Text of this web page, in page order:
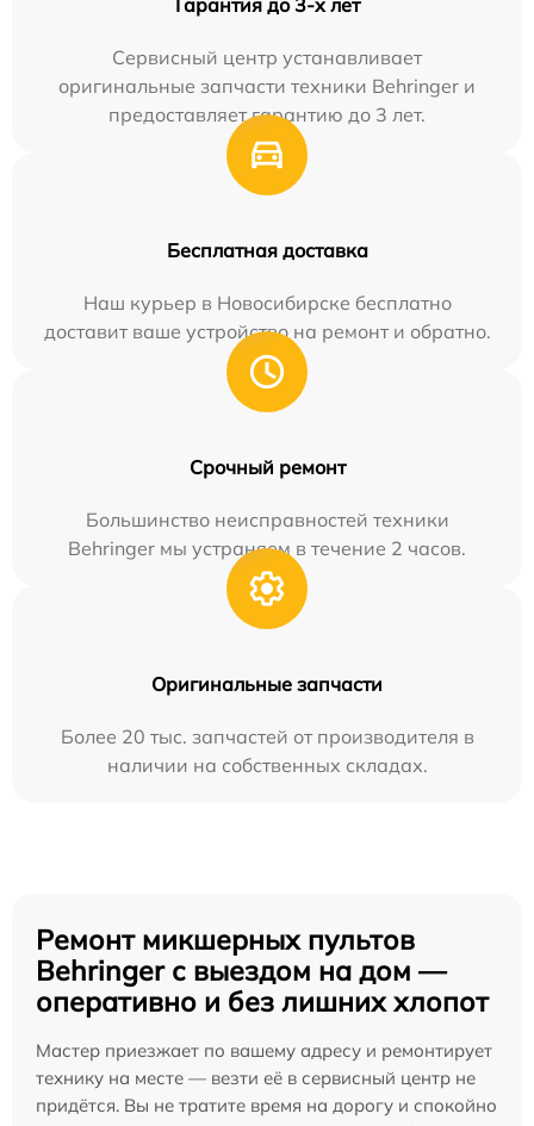
Сервисный центр устанавливает
оригинальные запчасти техники Behringer и
предоставляет гарантию до 3 лет.
Бесплатная доставка
Наш курьер в Новосибирске бесплатно
доставит ваше устройство на ремонт и обратно.
Срочный ремонт
Большинство неисправностей техники
Behringer мы устраняем в течение 2 часов.
Оригинальные запчасти
Более 20 тыс. запчастей от производителя в
наличии на собственных складах.
Ремонт микшерных пультов
Behringer с выездом на дом —
оперативно и без лишних хлопот
Мастер приезжает по вашему адресу и ремонтирует
технику на месте — везти её в сервисный центр не
придётся. Вы не тратите время на дорогу и спокойно